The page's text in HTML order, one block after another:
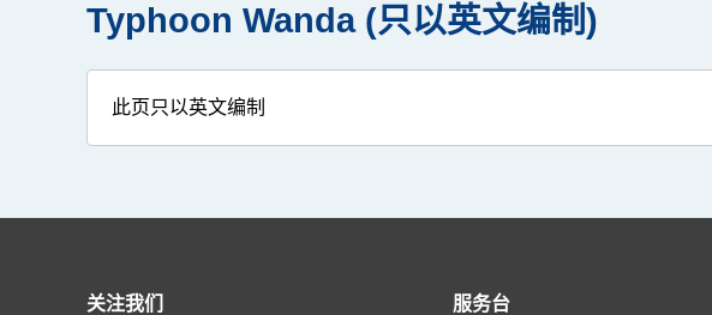
Typhoon Wanda (只以英文编制)
此页只以英文编制
关注我们 服务台